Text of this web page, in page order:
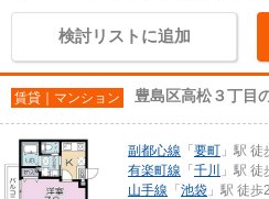
検討リストに追加
賃貸｜マンション 豊島区高松３丁目
副都心線 「 要町 」駅
有楽町線 「 千川
」駅
山手線 「 池袋 」駅 徒歩